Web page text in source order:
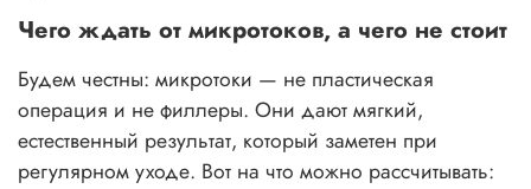
Чего ждать от микротоков, а чего не стоит
Будем честны: микротоки — не пластическая
операция и не филлеры. Они дают мягкий,
естественный результат, который заметен при
регулярном уходе. Вот на что можно рассчитывать: